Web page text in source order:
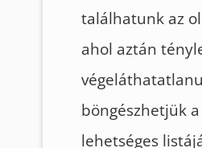
találhatunk az
ahol aztán
böngészhetjük
lehetséges